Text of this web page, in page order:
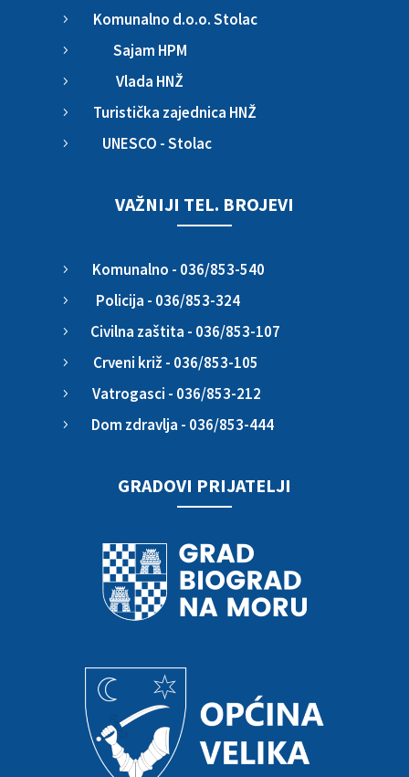
5 Komunalno d.o.o. Stolac
5 Sajam HPM
5 Vlada HNŽ
5 Turistička zajednica HNŽ
5 UNESCO - Stolac
VAŽNIJI TEL. BROJEVI
5 Komunalno - 036/853-540
5 Policija - 036/853-324
5 Civilna zaštita - 036/853-107
5 Crveni križ - 036/853-105
5 Vatrogasci - 036/853-212
5 Dom zdravlja - 036/853-444
GRADOVI PRIJATELJI